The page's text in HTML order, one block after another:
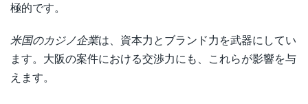
極的です。
米国のカジノ企業は、資本力とブランド力を武器にしてい
ます。大阪の案件における交渉力にも、これらが影響を与
えます。